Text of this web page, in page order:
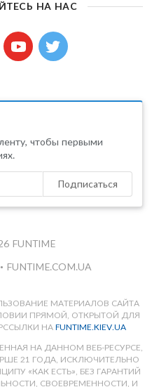
НА НАС
чтобы первыми
Подписаться
FUNTIME
• FUNTIME.COM.UA
МАТЕРИАЛОВ САЙТА
ПРЯМОЙ, ОТКРЫТОЙ ДЛЯ
НАFUNTIME.KIEV.UA
НА ДАННОМ ВЕБ-РЕСУРСЕ,
21 ГОДА, ИСКЛЮЧИТЕЛЬНО
«КАК ЕСТЬ», БЕЗ ГАРАНТИЙ
СВОЕВРЕМЕННОСТИ, И